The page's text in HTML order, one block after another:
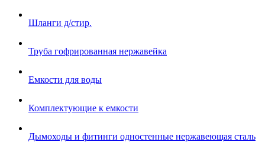
Шланги д/стир.
Труба гофрированная нержавейка
Емкости для воды
Комплектующие к емкости
Дымоходы и фитинги одностенные нержавеющая сталь